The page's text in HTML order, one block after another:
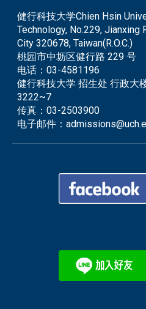
健行科技大学Chien Hsin
Technology, No.229, Jianxing
City 320678, Taiwan(R.O.C.)
桃园市中坜区健行路 229 号
电话：03-4581196
健行科技大学 招生处 行政大
3222~7
传真：03-2503900
电子邮件：